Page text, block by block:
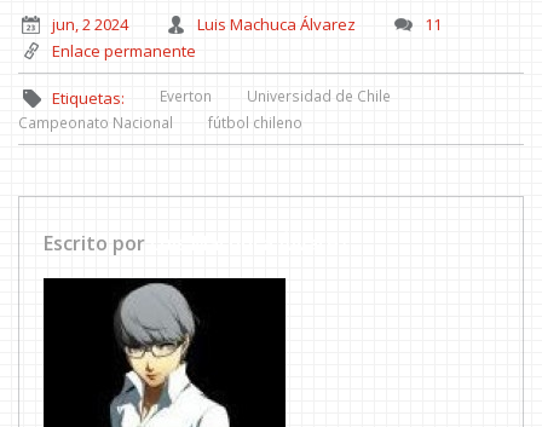
jun, 2 2024 Luis Machuca Álvarez
11
Enlace permanente
Etiquetas: Everton
Universidad de Chile
Campeonato Nacional
fútbol chileno
Escrito por